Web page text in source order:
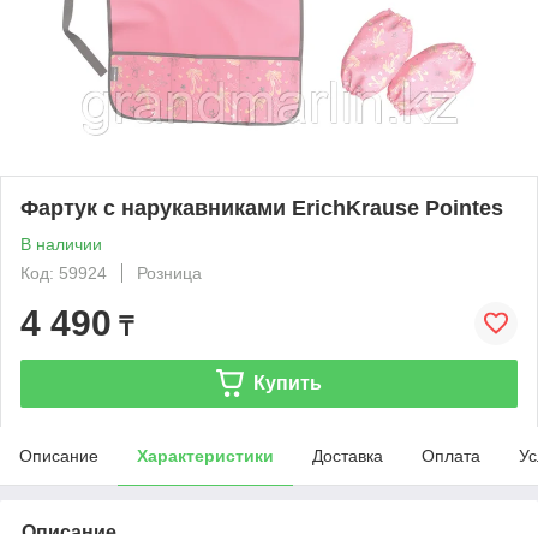
Фартук с нарукавниками ErichKrause Pointes
В наличии
Код: 59924
Розница
4 490 ₸
Купить
Описание Характеристики Доставка Оплата